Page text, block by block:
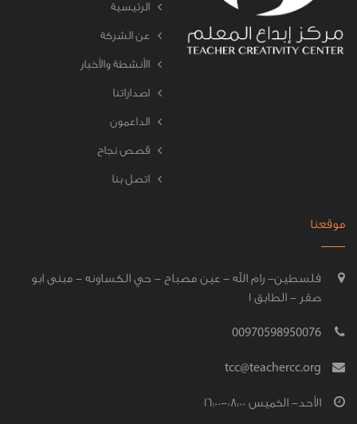
الرئيسية
عن الشركة
الأنشطة والأخبار
اصداراتنا
الداعمون
قصص نجاح
اتصل بنا
موقعنا
فلسطين- رام الله - عين مصباح - حي الكساونه - مبنى ابو
صقر - الطابق 1
00970598950076
tcc@teachercc.org
الأحد- الخميس 08:00-16:00